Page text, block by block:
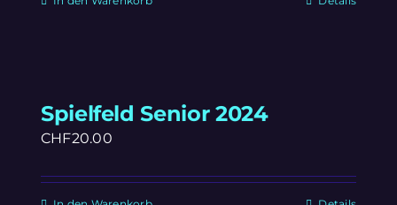
Spielfeld Senior 2024
CHF20.00